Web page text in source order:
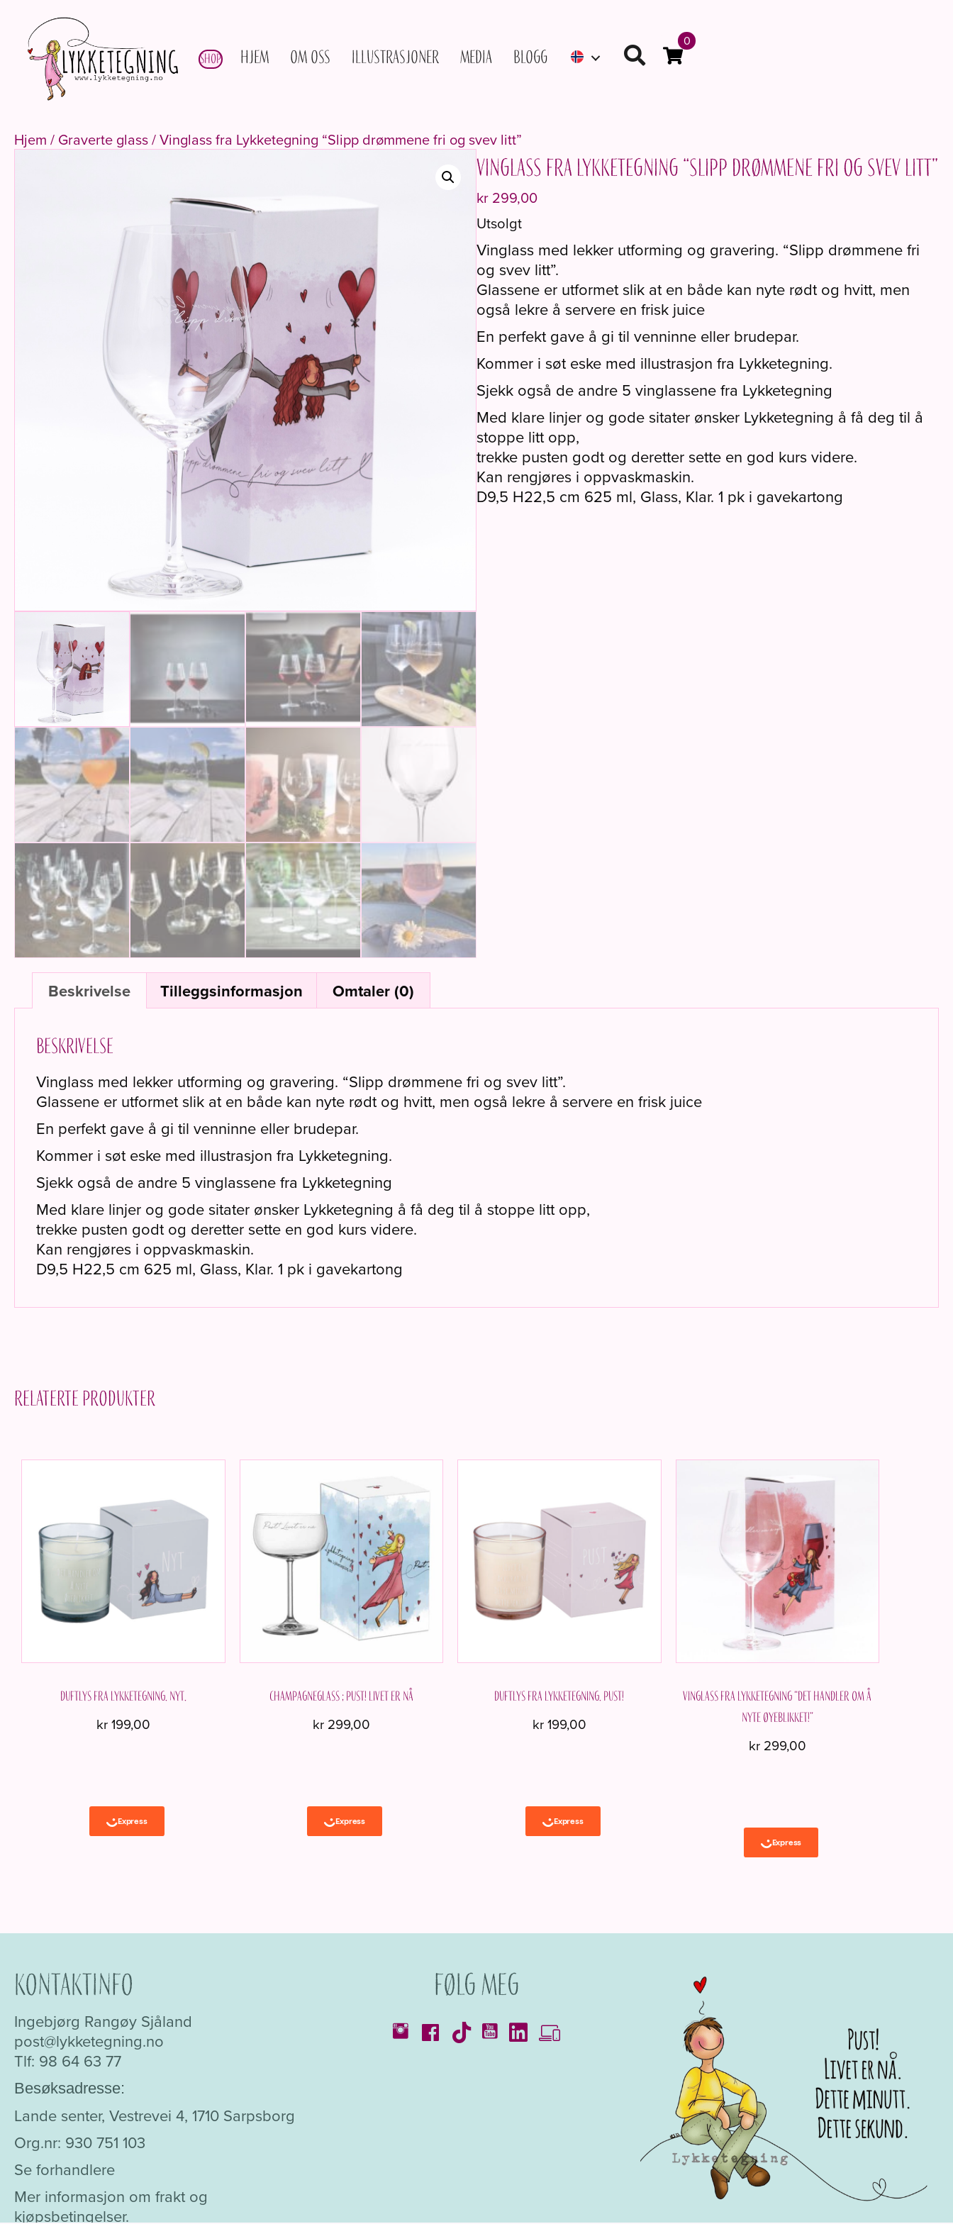
Shop Hjem Om oss Illustrasjoner Media Blogg
0
Hjem / Graverte glass/ Vinglass fra Lykketegning “Slipp drømmene fri og svev litt”
Vinglass fra Lykketegning “Slipp drømmene fri og svev litt”
kr 299,00
Utsolgt
Vinglass med lekker utforming og gravering. “Slipp drømmene fri
og svev litt”.
Glassene er utformet slik at en både kan nyte rødt og hvitt, men
også lekre å servere en frisk juice
En perfekt gave å gi til venninne eller brudepar.
Kommer i søt eske med illustrasjon fra Lykketegning.
Sjekk også de andre 5 vinglassene fra Lykketegning
Med klare linjer og gode sitater ønsker Lykketegning å få deg til å
stoppe litt opp,
trekke pusten godt og deretter sette en god kurs videre.
Kan rengjøres i oppvaskmaskin.
D9,5 H22,5 cm 625 ml, Glass, Klar. 1 pk i gavekartong
Beskrivelse Tilleggsinformasjon Omtaler (0)
Beskrivelse
Vinglass med lekker utforming og gravering. “Slipp drømmene fri og svev litt”.
Glassene er utformet slik at en både kan nyte rødt og hvitt, men også lekre å servere en frisk juice
En perfekt gave å gi til venninne eller brudepar.
Kommer i søt eske med illustrasjon fra Lykketegning.
Sjekk også de andre 5 vinglassene fra Lykketegning
Med klare linjer og gode sitater ønsker Lykketegning å få deg til å stoppe litt opp,
trekke pusten godt og deretter sette en god kurs videre.
Kan rengjøres i oppvaskmaskin.
D9,5 H22,5 cm 625 ml, Glass, Klar. 1 pk i gavekartong
Relaterte produkter
Duftlys fra Lykketegning. Nyt.
kr199,00
Champagneglass ; Pust! Livet er nå
kr299,00
Duftlys fra Lykketegning. Pust!
kr199,00
Vinglass fra Lykketegning “Det handler om å
nyte øyeblikket!”
kr299,00
Kontaktinfo
Ingebjørg Rangøy Sjåland
post@lykketegning.no
Tlf: 98 64 63 77
Besøksadresse:
Lande senter, Vestrevei 4, 1710 Sarpsborg
Org.nr: 930 751 103
Se forhandlere
Mer informasjon om frakt og
kjøpsbetingelser.
Følg meg
Kataloger